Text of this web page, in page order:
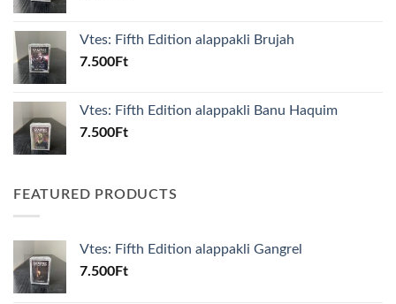
Vtes: Fifth Edition alappakli Brujah
7.500Ft
Vtes: Fifth Edition alappakli Banu Haquim
7.500Ft
FEATURED PRODUCTS
Vtes: Fifth Edition alappakli Gangrel
7.500Ft